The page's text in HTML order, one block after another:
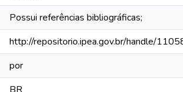
Possui referências bibliográficas;
http://repositorio.ipea.gov.br/handle/
por